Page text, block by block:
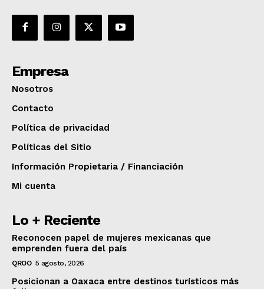
Empresa
Nosotros
Contacto
Política de privacidad
Políticas del Sitio
Información Propietaria / Financiación
Mi cuenta
Lo + Reciente
Reconocen papel de mujeres mexicanas que
emprenden fuera del país
QROO 5 agosto, 2026
Posicionan a Oaxaca entre destinos turísticos más